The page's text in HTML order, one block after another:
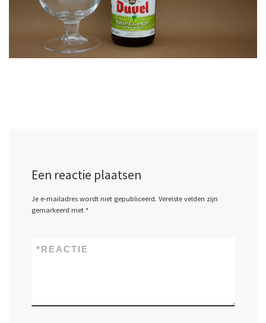
Een reactie plaatsen
Je e-mailadres wordt niet gepubliceerd. Vereiste velden zijn
gemarkeerd met *
REACTIE
*